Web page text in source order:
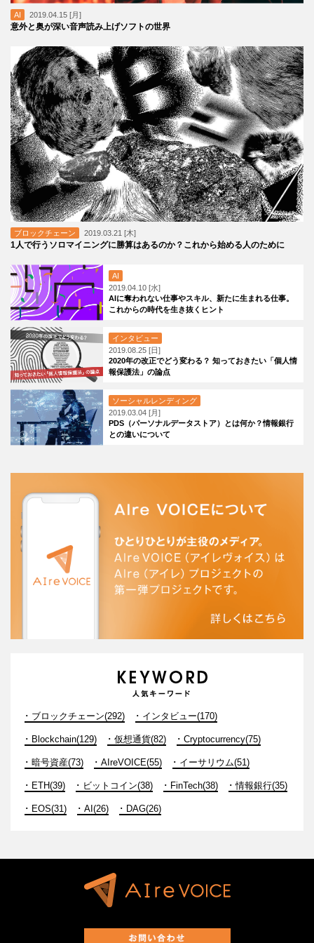
AI 2019.04.15 [月]
意外と奥が深い音声読み上げソフトの世界
ブロックチェーン 2019.03.21 [木]
1人で行うソロマイニングに勝算はあるのか？これから始める人のために
AI
2019.04.10 [水]
AIに奪われない仕事やスキル、新たに生まれる仕事。
これからの時代を生き抜くヒント
インタビュー
2019.08.25 [日]
2020年の改正でどう変わる？ 知っておきたい「個人情
報保護法」の論点
ソーシャルレンディング
2019.03.04 [月]
PDS（パーソナルデータストア）とは何か？情報銀行
との違いについて
ブロックチェーン(292) インタビュー(170)
Blockchain(129) 仮想通貨(82) Cryptocurrency(75)
暗号資産(73) AIreVOICE(55) イーサリウム(51)
ETH(39) ビットコイン(38) FinTech(38) 情報銀行(35)
EOS(31) AI(26) DAG(26)